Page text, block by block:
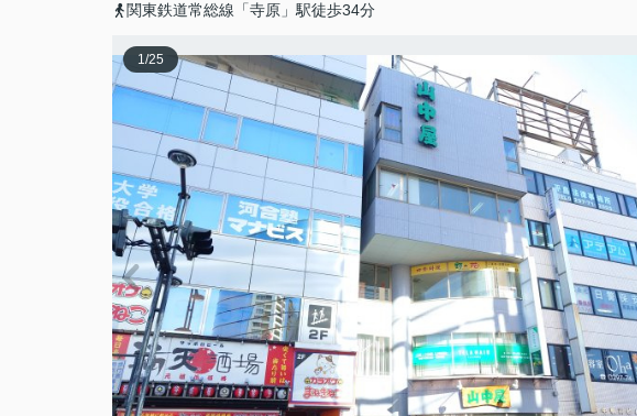
関東鉄道常総線「寺原」駅徒歩34分
1/25